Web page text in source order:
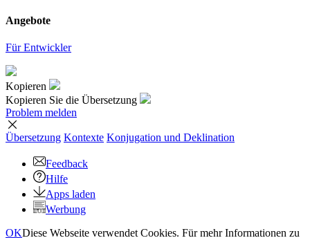
Angebote
Für Entwickler
Kopieren
Kopieren Sie die Übersetzung
Problem melden
Übersetzung Kontexte Konjugation und Deklination
Feedback
Hilfe
Apps laden
Werbung
OKDiese Webseite verwendet Cookies. Für mehr Informationen zu